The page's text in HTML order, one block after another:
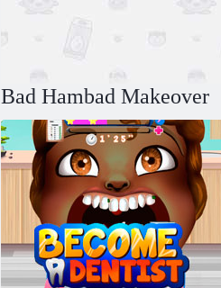
Bad Hambad Makeover